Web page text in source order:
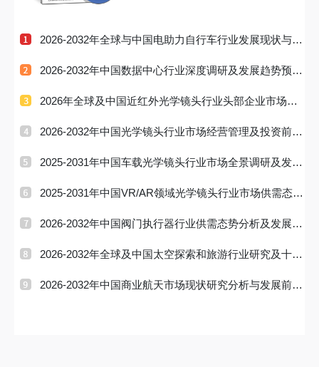
2026-2032年全球与中国电助力自行车行业发展现状与市
2026-2032年中国数据中心行业深度调研及发展趋势预测
2026年全球及中国近红外光学镜头行业头部企业市场占
2026-2032年中国光学镜头行业市场经营管理及投资前景
2025-2031年中国车载光学镜头行业市场全景调研及发展
2025-2031年中国VR/AR领域光学镜头行业市场供需态势
2026-2032年中国阀门执行器行业供需态势分析及发展趋
2026-2032年全球及中国太空探索和旅游行业研究及十五
2026-2032年中国商业航天市场现状研究分析与发展前景